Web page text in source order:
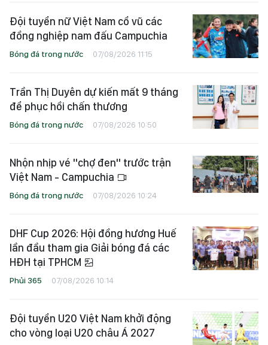
Đội tuyển nữ Việt Nam cổ vũ các
đồng nghiệp nam đấu Campuchia
Bóng đá trong nước 07/08/2026 11:15
Trần Thị Duyên dự kiến mất 9 tháng
để phục hồi chấn thương
Bóng đá trong nước 07/08/2026 10:50
Nhộn nhịp vé "chợ đen" trước trận
Việt Nam - Campuchia
Bóng đá trong nước 07/08/2026 10:24
DHF Cup 2026: Hội đồng hương Huế
lần đầu tham gia Giải bóng đá các
HĐH tại TPHCM
Phủi 365 07/08/2026 10:14
Đội tuyển U20 Việt Nam khởi động
cho vòng loại U20 châu Á 2027